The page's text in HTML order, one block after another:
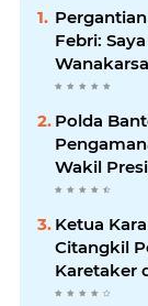
Febri:
Jauh
Polda
Wakil
Ketua
Citangkil
Karetaker
Saat